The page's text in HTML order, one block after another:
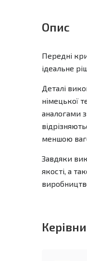
Опис
Передні
ідеальне
Деталі
німецької
аналогами
меншою
Завдяки
якості, а